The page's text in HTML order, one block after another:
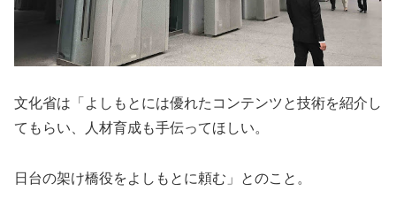
文化省は「よしもとには優れたコンテンツと技術を紹介し
てもらい、人材育成も手伝ってほしい。
日台の架け橋役をよしもとに頼む」とのこと。